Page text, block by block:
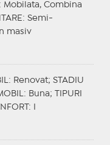
: Mobilata, Combina
: Semi-
masiv
: Renovat; STADIU
: Buna;
TIPURI
: I